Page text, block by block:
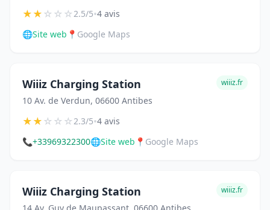
★★☆☆☆2.5/5•4 avis
🌐Site web 📍 Google Maps
Wiiiz Charging Station
10 Av. de Verdun, 06600 Antibes
wiiiz.fr
★★☆☆☆2.3/5•4 avis
📞+33969322300🌐Site web 📍 Google Maps
Wiiiz Charging Station wiiiz.fr